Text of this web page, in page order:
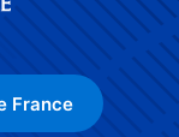
France